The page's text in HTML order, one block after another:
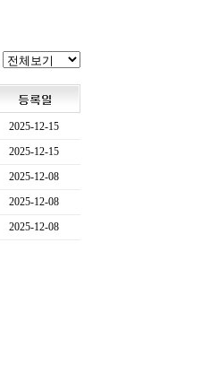
2025-12-15
2025-12-15
2025-12-08
2025-12-08
2025-12-08